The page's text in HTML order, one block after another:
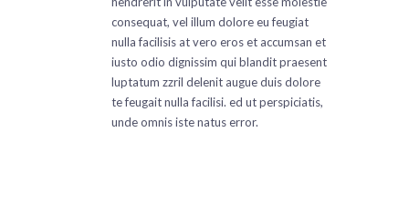
consequat, vel illum dolore eu feugiat
nulla facilisis at vero eros et accumsan et
iusto odio dignissim qui blandit praesent
luptatum zzril delenit augue duis dolore
te feugait nulla facilisi. ed ut perspiciatis,
unde omnis iste natus error.